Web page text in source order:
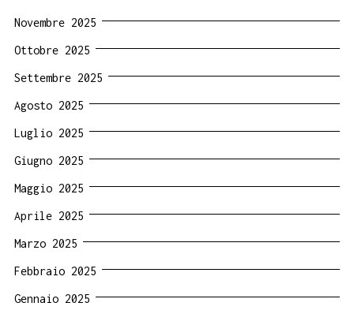
Novembre 2025
Ottobre 2025
Settembre 2025
Agosto 2025
Luglio 2025
Giugno 2025
Maggio 2025
Aprile 2025
Marzo 2025
Febbraio 2025
Gennaio 2025